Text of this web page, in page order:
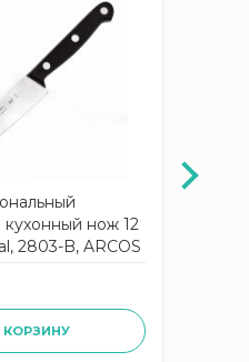
кухонный нож 12
2803-B, ARCOS
КОРЗИНУ